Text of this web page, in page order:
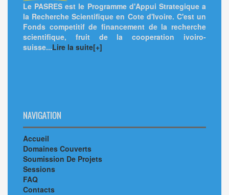
Le PASRES est le Programme d'Appui Strategique a
la Recherche Scientifique en Cote d'Ivoire. C'est un
Fonds competitif de financement de la recherche
scientifique, fruit de la cooperation ivoiro-
suisse...Lire la suite[+]
NAVIGATION
Accueil
Domaines Couverts
Soumission De Projets
Sessions
FAQ
Contacts